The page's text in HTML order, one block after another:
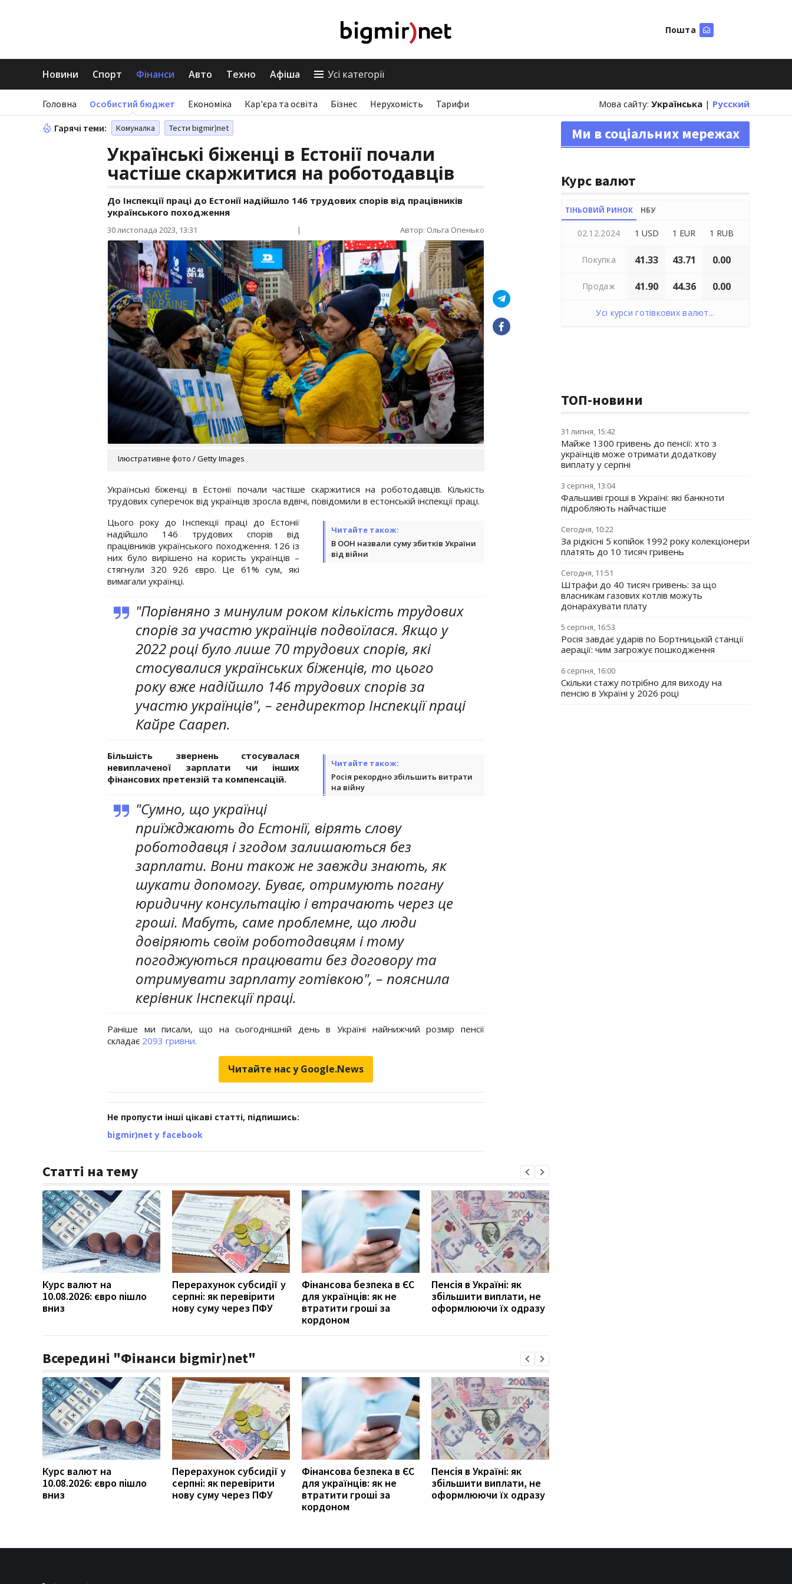
Пошта
Новини Спорт Фінанси Авто Техно Афіша Усі категорії
Головна Особистий бюджет Економіка Кар'єра та освіта Бізнес Нерухомість Тарифи Мова сайту: Українська | Русский
Гарячі теми: Комуналка Тести bigmir)net
Українські біженці в Естонії почали
частіше скаржитися на роботодавців
До Інспекції праці до Естонії надійшло 146 трудових спорів від працівників
українського походження
30 листопада 2023, 13:31 | Автор: Ольга Опенько
Ілюстративне фото / Getty Images
Українські біженці в Естонії почали частіше скаржитися на роботодавців. Кількість
трудових суперечок від українців зросла вдвічі, повідомили в естонській інспекції праці.
Читайте також:
В ООН назвали суму збитків України
від війни
Цього року до Інспекції праці до Естонії
надійшло 146 трудових спорів від
працівників українського походження. 126 із
них було вирішено на користь українців –
стягнули 320 926 євро. Це 61% сум, які
вимагали українці.
"Порівняно з минулим роком кількість трудових
спорів за участю українців подвоїлася. Якщо у
2022 році було лише 70 трудових спорів, які
стосувалися українських біженців, то цього
року вже надійшло 146 трудових спорів за
участю українців", – гендиректор Інспекції праці
Кайре Саареп.
Читайте також:
Росія рекордно збільшить витрати
на війну
Більшість звернень стосувалася
невиплаченої зарплати чи інших
фінансових претензій та компенсацій.
"Сумно, що українці
приїжджають до Естонії, вірять слову
роботодавця і згодом залишаються без
зарплати. Вони також не завжди знають, як
шукати допомогу. Буває, отримують погану
юридичну консультацію і втрачають через це
гроші. Мабуть, саме проблемне, що люди
довіряють своїм роботодавцям і тому
погоджуються працювати без договору та
отримувати зарплату готівкою", – пояснила
керівник Інспекції праці.
Раніше ми писали, що на сьогоднішній день в Україні найнижчий розмір пенсії
складає 2093 гривни.
Читайте нас у Google.News
Не пропусти інші цікаві статті, підпишись:
bigmir)net у facebook
Статті на тему
Курс валют на
10.08.2026: євро пішло
вниз
Перерахунок субсидії у
серпні: як перевірити
нову суму через ПФУ
Фінансова безпека в ЄС
для українців: як не
втратити гроші за
кордоном
Пенсія в Україні: як
збільшити виплати, не
оформлюючи їх одразу
Всередині "Фінанси bigmir)net"
Курс валют на
10.08.2026: євро пішло
вниз
Перерахунок субсидії у
серпні: як перевірити
нову суму через ПФУ
Фінансова безпека в ЄС
для українців: як не
втратити гроші за
кордоном
Пенсія в Україні: як
збільшити виплати, не
оформлюючи їх одразу
Ми в соціальних мережах
Курс валют
ТІНЬОВИЙ РИНОК НБУ
02.12.2024 1 USD 1 EUR 1 RUB
Покупка 41.33 43.71 0.00
Продаж 41.90 44.36 0.00
Усі курси готівкових валют...
ТОП-новини
31 липня, 15:42
Майже 1300 гривень до пенсії: хто з
українців може отримати додаткову
виплату у серпні
3 серпня, 13:04
Фальшиві гроші в Україні: які банкноти
підробляють найчастіше
Сегодня, 10:22
За рідкісні 5 копійок 1992 року колекціонери
платять до 10 тисяч гривень
Сегодня, 11:51
Штрафи до 40 тисяч гривень: за що
власникам газових котлів можуть
донарахувати плату
5 серпня, 16:53
Росія завдає ударів по Бортницькій станції
аерації: чим загрожує пошкодження
6 серпня, 16:00
Скільки стажу потрібно для виходу на
пенсію в Україні у 2026 році